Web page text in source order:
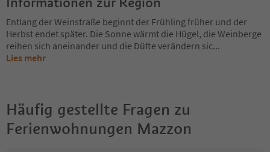
Entlang der Weinstraße beginnt der Frühling früher und der
Herbst endet später. Die Sonne wärmt die Hügel, die Weinberge
reihen sich aneinander und die Düfte verändern sic...
Lies mehr
Häufig gestellte Fragen zu
Ferienwohnungen Mazzon